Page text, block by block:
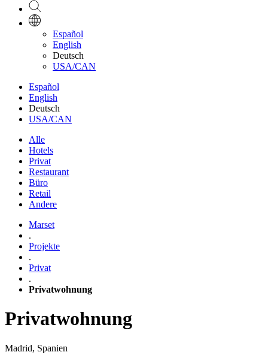
Español
English
Deutsch
USA/CAN
Español
English
Deutsch
USA/CAN
Alle
Hotels
Privat
Restaurant
Büro
Retail
Andere
Marset
.
Projekte
.
Privat
.
Privatwohnung
Privatwohnung
Madrid, Spanien